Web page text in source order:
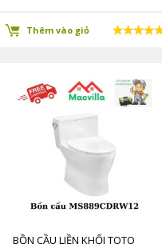
Thêm vào giỏ
BỒN CẦU LIỀN KHỐI TOTO